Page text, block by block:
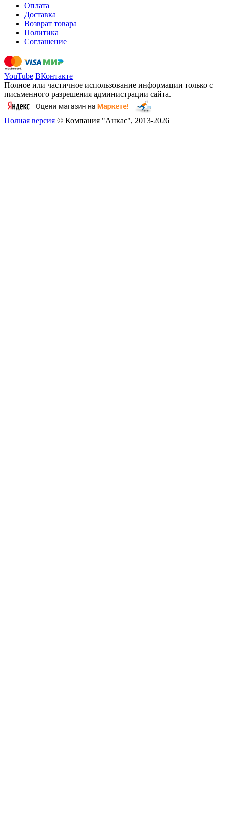
Оплата
Доставка
Возврат товара
Политика
Соглашение
YouTube ВКонтакте
Полное или частичное использование информации только с
письменного разрешения администрации сайта.
Полная версия © Компания "Анкас", 2013-2026